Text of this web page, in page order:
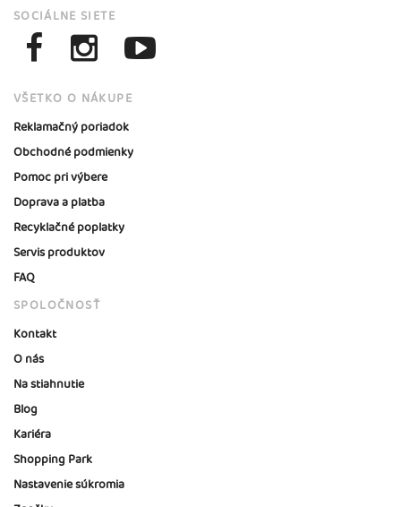
SOCIÁLNE SIETE
VŠETKO O NÁKUPE
Reklamačný poriadok
Obchodné podmienky
Pomoc pri výbere
Doprava a platba
Recyklačné poplatky
Servis produktov
FAQ
SPOLOČNOSŤ
Kontakt
O nás
Na stiahnutie
Blog
Kariéra
Shopping Park
Nastavenie súkromia